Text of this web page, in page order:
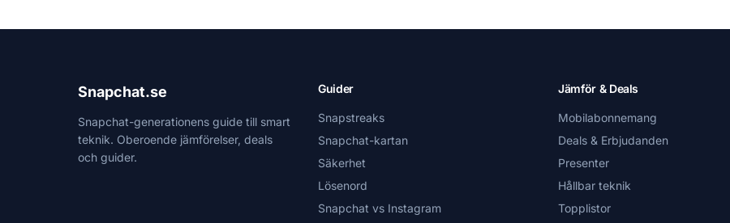
Snapchat.se
Snapchat-generationens guide till smart
teknik. Oberoende jämförelser, deals
och guider.
Guider
Snapstreaks
Snapchat-kartan
Säkerhet
Lösenord
Snapchat vs Instagram
Jämför & Deals
Mobilabonnemang
Deals & Erbjudanden
Presenter
Hållbar teknik
Topplistor